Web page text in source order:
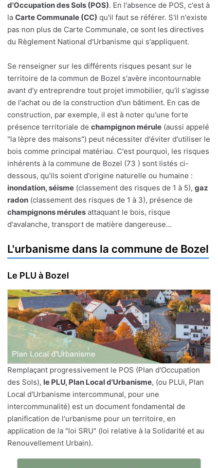
d'Occupation des Sols (POS). En l'absence de POS, c'est à
la Carte Communale (CC) qu'il faut se référer. S'il n'existe
pas non plus de Carte Communale, ce sont les directives
du Règlement National d'Urbanisme qui s'appliquent.
Se renseigner sur les différents risques pesant sur le
territoire de la commun de Bozel s'avère incontournable
avant d'y entreprendre tout projet immobilier, qu'il s'agisse
de l'achat ou de la construction d'un bâtiment. En cas de
construction, par exemple, il est à noter qu'une forte
présence territoriale de champignon mérule (aussi appelé
"la lèpre des maisons") peut nécessiter d'éviter d'utiliser le
bois comme principal matériau. C'est pourquoi, les risques
inhérents à la commune de Bozel (73 ) sont listés ci-
dessous, qu'ils soient d'origine naturelle ou humaine :
inondation, séisme (classement des risques de 1 à 5), gaz
radon (classement des risques de 1 à 3), présence de
champignons mérules attaquant le bois, risque
d'avalanche, transport de matière dangereuse...
L'urbanisme dans la commune de Bozel
Le PLU à Bozel
Remplaçant progressivement le POS (Plan d'Occupation
des Sols), le PLU, Plan Local d'Urbanisme, (ou PLUi, Plan
Local d'Urbanisme intercommunal, pour une
intercommunalité) est un document fondamental de
planification de l'urbanisme pour un territoire, en
application de la "loi SRU" (loi relative à la Solidarité et au
Renouvellement Urbain).